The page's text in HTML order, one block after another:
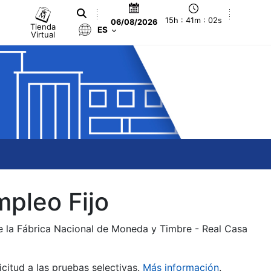
Tienda
Virtual
06/08/2026 15h : 41m : 03s
ES
Fijo
Fábrica Nacional de Moneda y Timbre - Real Casa
a las pruebas selectivas. Más información.